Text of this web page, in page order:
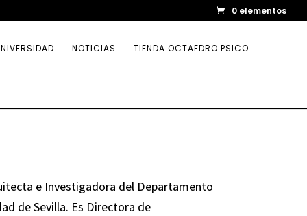
0 elementos
NOTICIAS TIENDA OCTAEDRO PSICO
e Investigadora del Departamento
de Sevilla. Es Directora de